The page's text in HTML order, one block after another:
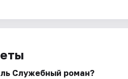
Служебный роман?